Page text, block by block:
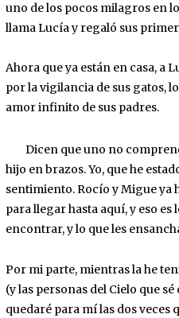
uno de los pocos milagros en
llama Lucía y regaló sus
Ahora que ya están en casa, a
por la vigilancia de sus gatos,
amor infinito de sus padres.
Dicen que uno no
hijo en brazos. Yo, que he
sentimiento. Rocío y Migue ya
para llegar hasta aquí, y eso
encontrar, y lo que les
Por mi parte, mientras la he
(y las personas del Cielo que
quedaré para mí las dos veces